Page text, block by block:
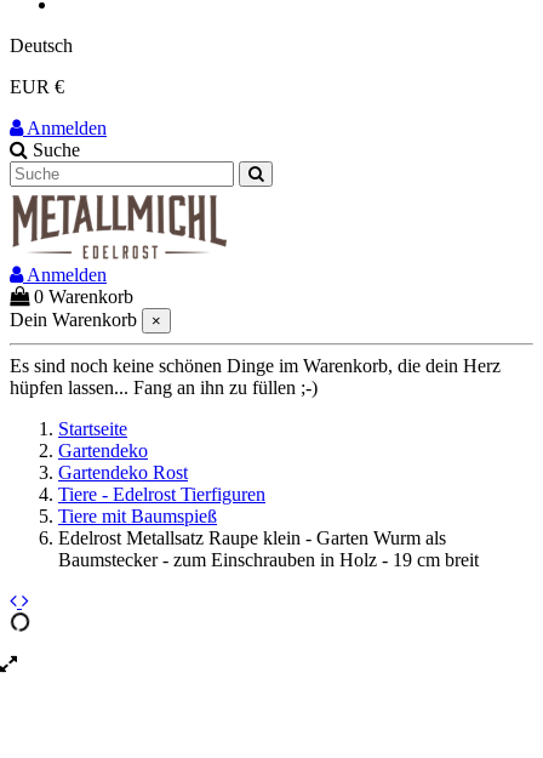
Deutsch
EUR €
Anmelden
Suche
Anmelden
0 Warenkorb
Dein Warenkorb
×
Es sind noch keine schönen Dinge im Warenkorb, die dein Herz
hüpfen lassen... Fang an ihn zu füllen ;-)
Startseite
Gartendeko
Gartendeko Rost
Tiere - Edelrost Tierfiguren
Tiere mit Baumspieß
Edelrost Metallsatz Raupe klein - Garten Wurm als
Baumstecker - zum Einschrauben in Holz - 19 cm breit